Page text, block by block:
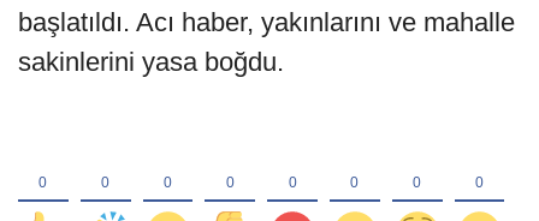
başlatıldı. Acı haber, yakınlarını ve mahalle
sakinlerini yasa boğdu.